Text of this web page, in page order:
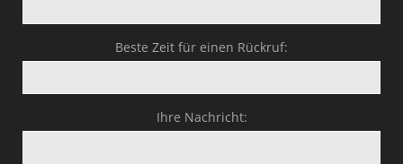
Beste Zeit für einen Rückruf:
Ihre Nachricht: